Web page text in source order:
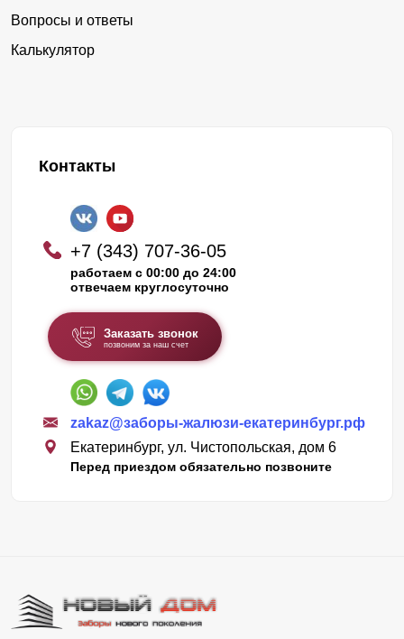
Вопросы и ответы
Калькулятор
Контакты
+7 (343) 707-36-05
работаем с 00:00 до 24:00
отвечаем круглосуточно
Заказать звонок
позвоним за наш счет
zakaz@заборы-жалюзи-екатеринбург.рф
Екатеринбург, ул. Чистопольская, дом 6
Перед приездом обязательно позвоните